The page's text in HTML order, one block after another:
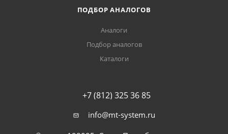
ПОДБОР АНАЛОГОВ
Аналоги
Подбор аналогов
Каталоги
+7 (812) 325 36 85
info@mt-system.ru